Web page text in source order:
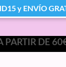
PARTIR DE
y ENVÍO